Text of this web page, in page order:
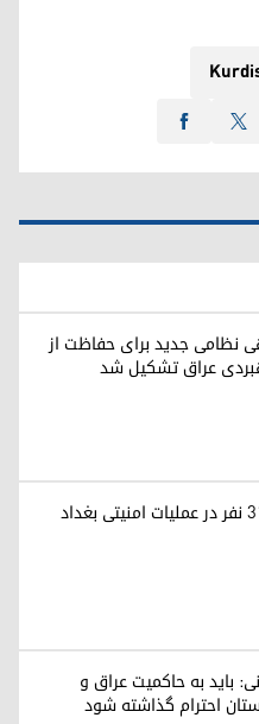
نظامی جدید برای حفاظت از
عراق تشکیل شد
باید به حاکمیت عراق و
احترام گذاشته شود